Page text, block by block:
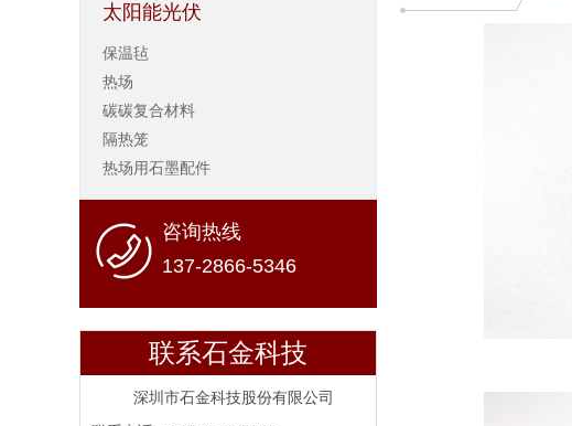
太阳能光伏
保温毡
热场
碳碳复合材料
隔热笼
热场用石墨配件
咨询热线
137-2866-5346
联系石金科技
深圳市石金科技股份有限公司